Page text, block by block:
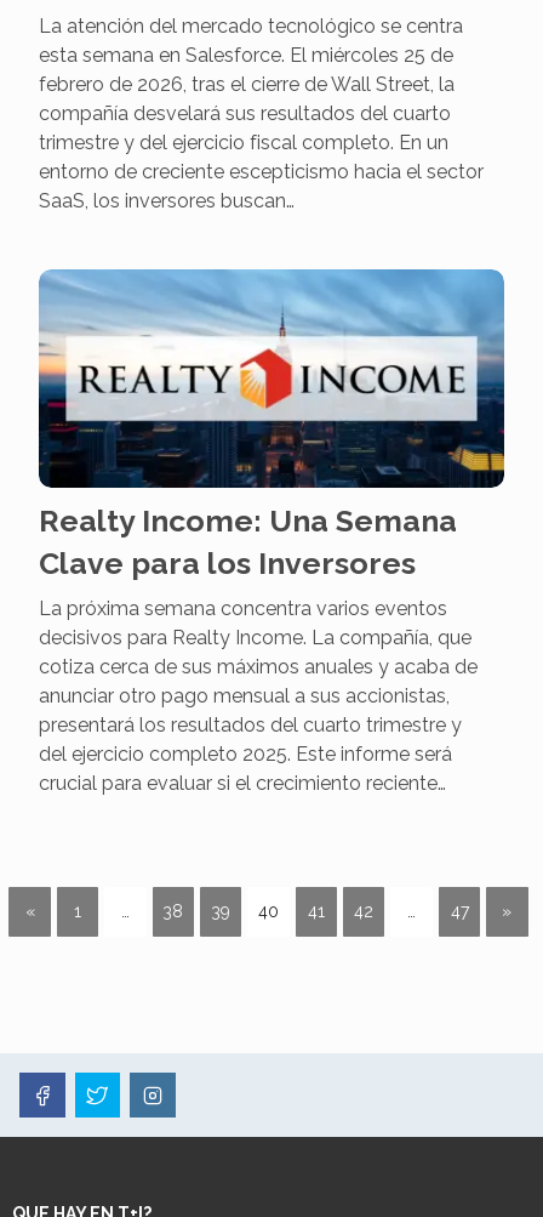
La atención del mercado tecnológico se centra
esta semana en Salesforce. El miércoles 25 de
febrero de 2026, tras el cierre de Wall Street, la
compañía desvelará sus resultados del cuarto
trimestre y del ejercicio fiscal completo. En un
entorno de creciente escepticismo hacia el sector
SaaS, los inversores buscan…
Realty Income: Una Semana
Clave para los Inversores
La próxima semana concentra varios eventos
decisivos para Realty Income. La compañía, que
cotiza cerca de sus máximos anuales y acaba de
anunciar otro pago mensual a sus accionistas,
presentará los resultados del cuarto trimestre y
del ejercicio completo 2025. Este informe será
crucial para evaluar si el crecimiento reciente…
« 1 38 39 40 41 42 47 »